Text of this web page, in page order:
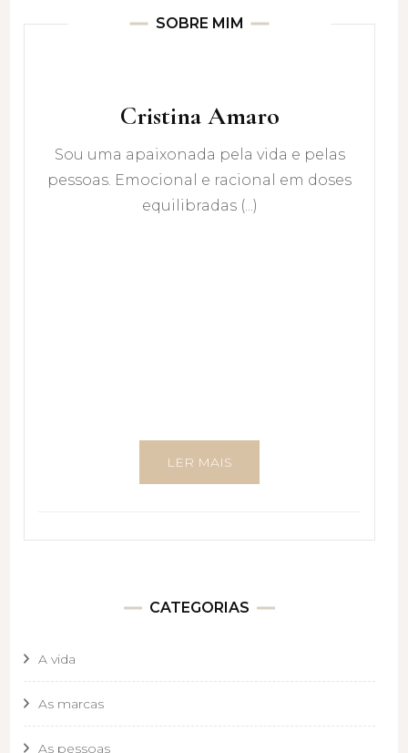
SOBRE MIM
Cristina Amaro
Sou uma apaixonada pela vida e pelas
pessoas. Emocional e racional em doses
equilibradas (...)
LER MAIS
CATEGORIAS
A vida
As marcas
As pessoas